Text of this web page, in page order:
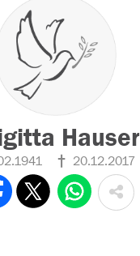
Hauser
20.12.2017